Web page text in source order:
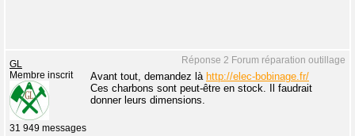
Réponse 2 Forum réparation outillage
GL
Membre inscrit
31 949 messages
Avant tout, demandez là http://elec-bobinage.fr/
Ces charbons sont peut-être en stock. Il faudrait
donner leurs dimensions.